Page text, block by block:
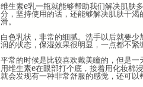
维生素e乳一瓶就能够帮助我们解决肌肤
分，坚持使用的话，还能够解决肌肤干
滑。
白色乳状，非常的细腻。洗手以后就要
润的状态，保湿效果很明显，一点都不紧
平常的时候是比较喜欢戴美瞳的，但是
用维生素e在眼部打个底，接着用化妆棉
就会发现有一种非常舒服的感觉，还可以